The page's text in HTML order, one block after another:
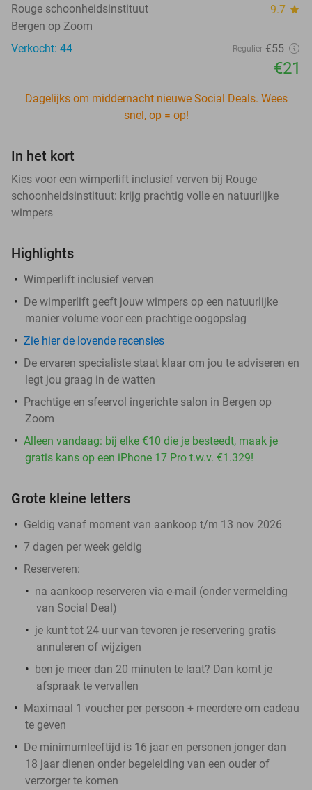
Rouge schoonheidsinstituut 9.7 star
Bergen op Zoom
Verkocht: 44
Regulier €55
€21
Dagelijks om middernacht nieuwe Social Deals. Wees
snel, op = op!
In het kort
Kies voor een wimperlift inclusief verven bij Rouge
schoonheidsinstituut: krijg prachtig volle en natuurlijke
wimpers
Highlights
Wimperlift inclusief verven
De wimperlift geeft jouw wimpers op een natuurlijke
manier volume voor een prachtige oogopslag
Zie hier de lovende recensies
De ervaren specialiste staat klaar om jou te adviseren en
legt jou graag in de watten
Prachtige en sfeervol ingerichte salon in Bergen op
Zoom
Alleen vandaag: bij elke €10 die je besteedt, maak je
gratis kans op een iPhone 17 Pro t.w.v. €1.329!
Grote kleine letters
Geldig vanaf moment van aankoop t/m 13 nov 2026
7 dagen per week geldig
Reserveren:
na aankoop reserveren via e-mail (onder vermelding
van Social Deal)
je kunt tot 24 uur van tevoren je reservering gratis
annuleren of wijzigen
ben je meer dan 20 minuten te laat? Dan komt je
afspraak te vervallen
Maximaal 1 voucher per persoon + meerdere om cadeau
te geven
De minimumleeftijd is 16 jaar en personen jonger dan
18 jaar dienen onder begeleiding van een ouder of
verzorger te komen